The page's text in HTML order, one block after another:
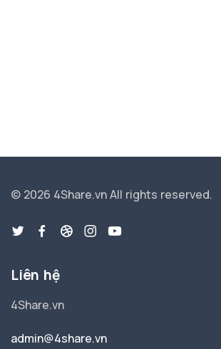
© 2026 4Share.vnAll rights reserved.
Liên hệ
4Share.vn
admin@4share.vn